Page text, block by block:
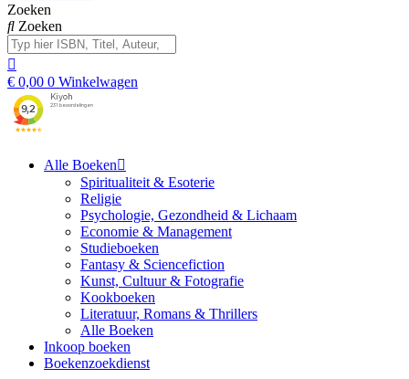
Zoeken
Zoeken
€ 0,00 0 Winkelwagen
Alle Boeken
Spiritualiteit & Esoterie
Religie
Psychologie, Gezondheid & Lichaam
Economie & Management
Studieboeken
Fantasy & Sciencefiction
Kunst, Cultuur & Fotografie
Kookboeken
Literatuur, Romans & Thrillers
Alle Boeken
Inkoop boeken
Boekenzoekdienst